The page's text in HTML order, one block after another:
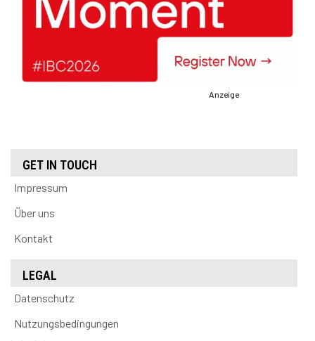
Anzeige
GET IN TOUCH
Impressum
Über uns
Kontakt
LEGAL
Datenschutz
Nutzungsbedingungen